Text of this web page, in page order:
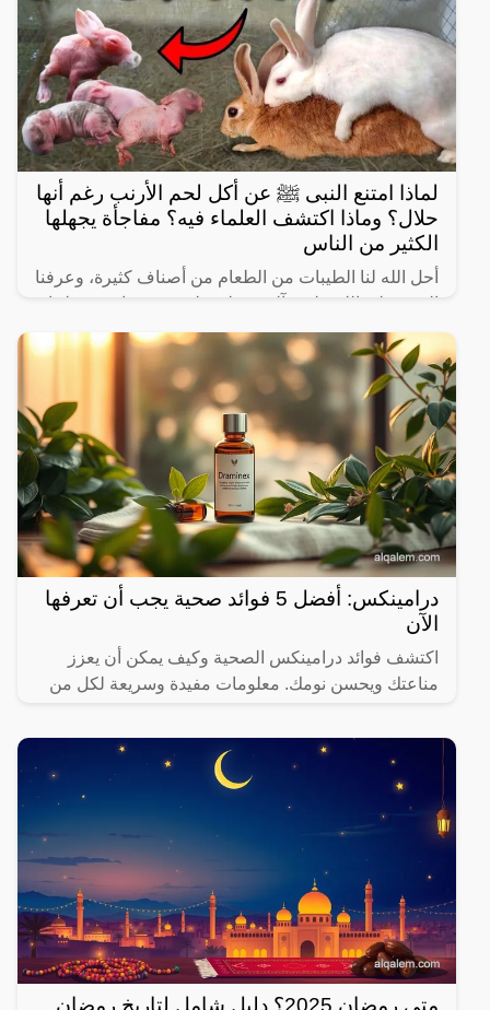
لماذا امتنع النبى ﷺ عن أكل لحم الأرنب رغم أنها
حلال؟ وماذا اكتشف العلماء فيه؟ مفاجأة يجهلها
الكثير من الناس
أحل الله لنا الطيبات من الطعام من أصناف كثيرة، وعرفنا
النبي صلى الله عليه وآله وسـلم على بعض ما حرم علينا،
ولكن يثير البعض من حين لآخر بعض المعلومات الغير
درامينكس: أفضل 5 فوائد صحية يجب أن تعرفها
الآن
اكتشف فوائد درامينكس الصحية وكيف يمكن أن يعزز
مناعتك ويحسن نومك. معلومات مفيدة وسريعة لكل من
متى رمضان 2025؟ دليل شامل لتاريخ رمضان